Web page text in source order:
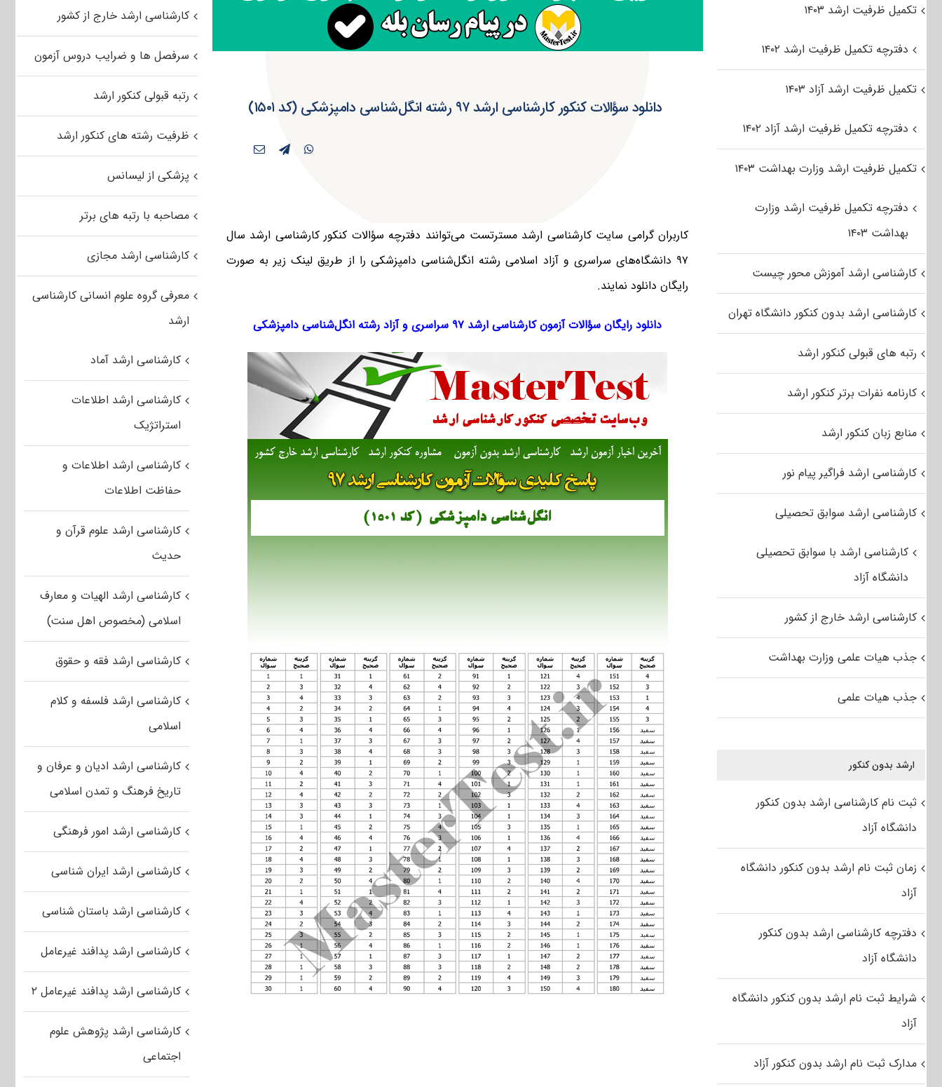
دانلود سؤالات کنکور کارشناسی ارشد ۹۷ رشته انگل‌شناسی دامپزشکی (کد ۱۵۰۱)
کاربران گرامی سایت کارشناسی ارشد مسترتست می‌توانند دفترچه سؤالات کنکور کارشناسی ارشد سال
۹۷ دانشگاه‌های سراسری و آزاد اسلامی رشته انگل‌شناسی دامپزشکی را از طریق لینک‌ زیر به صورت
رایگان دانلود نمایند.
دانلود رایگان سؤالات آزمون کارشناسی ارشد ۹۷ سراسری و آزاد رشته انگل‌شناسی دامپزشکی
کارشناسی ارشد خارج از کشور
سرفصل ها و ضرایب دروس آزمون
رتبه قبولی کنکور ارشد
ظرفیت رشته های کنکور ارشد
پزشکی از لیسانس
مصاحبه با رتبه های برتر
کارشناسی ارشد مجازی
معرفی گروه علوم انسانی کارشناسی
ارشد
کارشناسی ارشد آماد
کارشناسی ارشد اطلاعات
استراتژیک
کارشناسی ارشد اطلاعات و
حفاظت اطلاعات
کارشناسی ارشد علوم قرآن و
حدیث
کارشناسی ارشد الهیات و معارف
اسلامی (مخصوص اهل سنت)
کارشناسی ارشد فقه و حقوق
کارشناسی ارشد فلسفه و کلام
اسلامی
کارشناسی ارشد ادیان و عرفان و
تاریخ فرهنگ و تمدن اسلامی
کارشناسی ارشد امور فرهنگی
کارشناسی ارشد ایران شناسی
کارشناسی ارشد باستان شناسی
کارشناسی ارشد پدافند غیرعامل
کارشناسی ارشد پدافند غیرعامل ۲
کارشناسی ارشد پژوهش علوم
اجتماعی
تکمیل ظرفیت ارشد ۱۴۰۳
دفترچه تکمیل ظرفیت ارشد ۱۴۰۲
تکمیل ظرفیت ارشد آزاد ۱۴۰۳
دفترچه تکمیل ظرفیت ارشد آزاد ۱۴۰۲
تکمیل ظرفیت ارشد وزارت بهداشت ۱۴۰۳
دفترچه تکمیل ظرفیت ارشد وزارت
بهداشت ۱۴۰۳
کارشناسی ارشد آموزش محور چیست
کارشناسی ارشد بدون کنکور دانشگاه تهران
رتبه های قبولی کنکور ارشد
کارنامه نفرات برتر کنکور ارشد
منابع زبان کنکور ارشد
کارشناسی ارشد فراگیر پیام نور
کارشناسی ارشد سوابق تحصیلی
کارشناسی ارشد با سوابق تحصیلی
دانشگاه آزاد
کارشناسی ارشد خارج از کشور
جذب هیات علمی وزارت بهداشت
جذب هیات علمی
ارشد بدون کنکور
ثبت نام کارشناسی ارشد بدون کنکور
دانشگاه آزاد
زمان ثبت نام ارشد بدون کنکور دانشگاه
آزاد
دفترچه کارشناسی ارشد بدون کنکور
دانشگاه آزاد
شرایط ثبت نام ارشد بدون کنکور دانشگاه
آزاد
مدارک ثبت نام ارشد بدون کنکور آزاد